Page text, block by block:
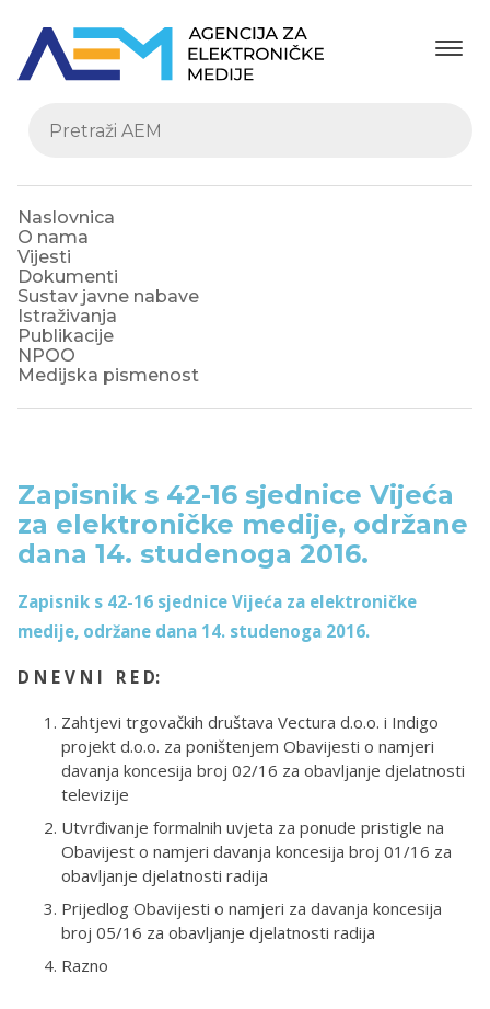
Naslovnica
O nama
Vijesti
Dokumenti
Sustav javne nabave
Istraživanja
Publikacije
NPOO
Medijska pismenost
Zapisnik s 42-16 sjednice Vijeća
za elektroničke medije, održane
dana 14. studenoga 2016.
Zapisnik s 42-16 sjednice Vijeća za elektroničke
medije, održane dana 14. studenoga 2016.
D N E V N I R E D:
Zahtjevi trgovačkih društava Vectura d.o.o. i Indigo
projekt d.o.o. za poništenjem Obavijesti o namjeri
davanja koncesija broj 02/16 za obavljanje djelatnosti
televizije
Utvrđivanje formalnih uvjeta za ponude pristigle na
Obavijest o namjeri davanja koncesija broj 01/16 za
obavljanje djelatnosti radija
Prijedlog Obavijesti o namjeri za davanja koncesija
broj 05/16 za obavljanje djelatnosti radija
Razno